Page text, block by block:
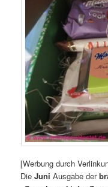
[Werbung durch
DieJuniAusgabe der